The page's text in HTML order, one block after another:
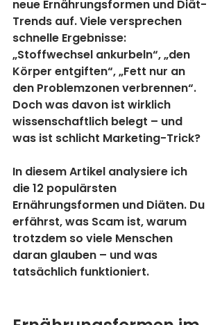
neue Ernährungsformen und Diät-
Trends auf. Viele versprechen
schnelle Ergebnisse:
„Stoffwechsel ankurbeln“, „den
Körper entgiften“, „Fett nur an
den Problemzonen verbrennen“.
Doch was davon ist wirklich
wissenschaftlich belegt – und
was ist schlicht Marketing-Trick?
In diesem Artikel analysiere ich
die 12 populärsten
Ernährungsformen und Diäten. Du
erfährst, was Scam ist, warum
trotzdem so viele Menschen
daran glauben – und was
tatsächlich funktioniert.